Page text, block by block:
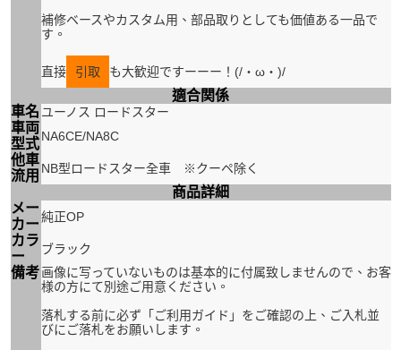
補修ベースやカスタム用、部品取りとしても価値ある一品で
す。
直接 引取 も大歓迎ですーーー！(/・ω・)/
適合関係
車名 ユーノス ロードスター
車両
型式 NA6CE/NA8C
他車
流用 NB型ロードスター全車 ※クーペ除く
商品詳細
メー
カー純正OP
カラ
ー
ブラック
備考 画像に写っていないものは基本的に付属致しませんので、お客
様の方にて別途ご用意ください。
落札する前に必ず「ご利用ガイド」をご確認の上、ご入札並
びにご落札をお願いします。